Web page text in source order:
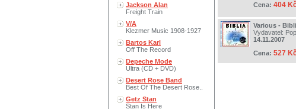
Jackson Alan
Freight Train
V/A
Klezmer Music 1908-1927
Bartos Karl
Off The Record
Depeche Mode
Ultra (CD + DVD)
Desert Rose Band
Best Of The Desert Rose..
Getz Stan
Stan Is Here
Cena: 404
Various -
Vydavatel:
14.11.2007
Cena: 527